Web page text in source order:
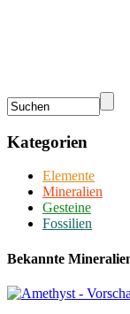
Kategorien
Elemente
Mineralien
Gesteine
Fossilien
Bekannte